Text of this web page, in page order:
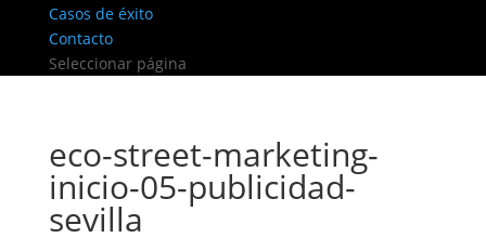
Casos de éxito
Contacto
Seleccionar página
eco-street-marketing-
inicio-05-publicidad-
sevilla